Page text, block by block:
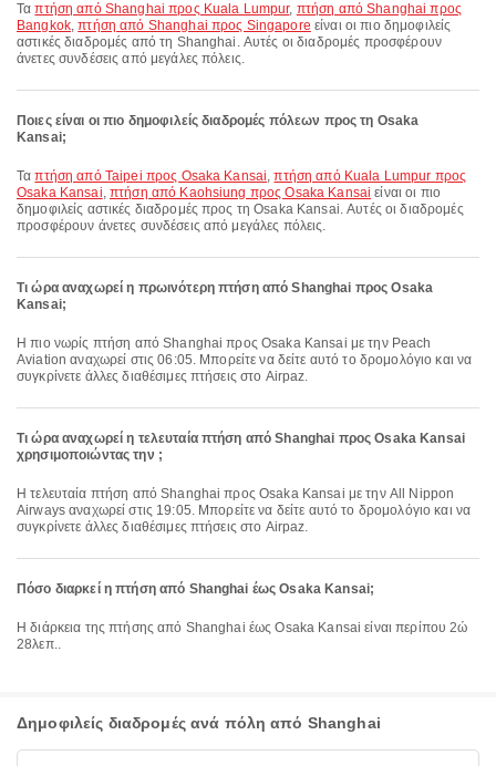
Ταπτήση από Shanghai προς Kuala Lumpur, πτήση από Shanghai προς
Bangkok,πτήση από Shanghai προς Singapore είναι οι πιο δημοφιλείς
αστικές διαδρομές από τη Shanghai. Αυτές οι διαδρομές προσφέρουν
άνετες συνδέσεις από μεγάλες πόλεις.
Ποιες είναι οι πιο δημοφιλείς διαδρομές πόλεων προς τη Osaka
Kansai;
Ταπτήση από Taipei προς Osaka Kansai,πτήση από Kuala Lumpur προς
Osaka Kansai, πτήση από Kaohsiung προς Osaka Kansai είναι οι πιο
δημοφιλείς αστικές διαδρομές προς τη Osaka Kansai. Αυτές οι διαδρομές
προσφέρουν άνετες συνδέσεις από μεγάλες πόλεις.
Τι ώρα αναχωρεί η πρωινότερη πτήση από Shanghai προς Osaka
Kansai;
Η πιο νωρίς πτήση από Shanghai προς Osaka Kansai με την Peach
Aviation αναχωρεί στις 06:05. Μπορείτε να δείτε αυτό το δρομολόγιο και να
συγκρίνετε άλλες διαθέσιμες πτήσεις στο Airpaz.
Τι ώρα αναχωρεί η τελευταία πτήση από Shanghai προς Osaka Kansai
χρησιμοποιώντας την ;
Η τελευταία πτήση από Shanghai προς Osaka Kansai με την All Nippon
Airways αναχωρεί στις 19:05. Μπορείτε να δείτε αυτό το δρομολόγιο και να
συγκρίνετε άλλες διαθέσιμες πτήσεις στο Airpaz.
Πόσο διαρκεί η πτήση από Shanghai έως Osaka Kansai;
Η διάρκεια της πτήσης από Shanghai έως Osaka Kansai είναι περίπου 2ώ
28λεπ..
Δημοφιλείς διαδρομές ανά πόλη από Shanghai